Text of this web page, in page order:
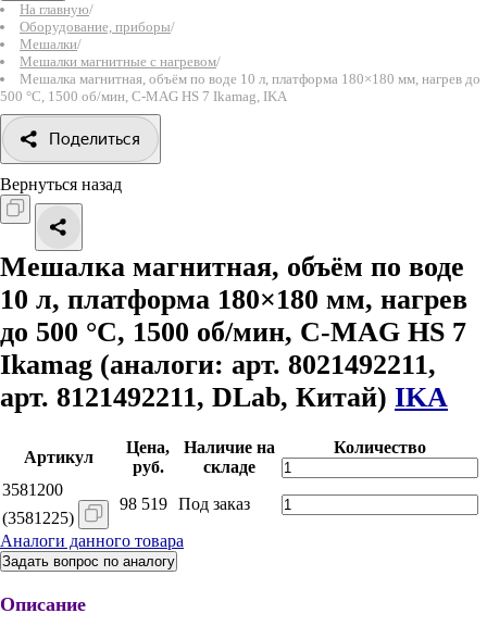
На главную/
Оборудование, приборы/
Мешалки/
Мешалки магнитные с нагревом/
Мешалка магнитная, объём по воде 10 л, платформа 180×180 мм, нагрев до
500 °С, 1500 об/мин, C-MAG HS 7 Ikamag, IKA
Поделиться
Вернуться назад
Мешалка магнитная, объём по воде
10 л, платформа 180×180 мм, нагрев
до 500 °С, 1500 об/мин, C-MAG HS 7
Ikamag (аналоги: арт. 8021492211,
арт. 8121492211, DLab, Китай) IKA
Артикул
Цена,
руб.
Наличие на
складе
Количество
3581200
(3581225)
98 519 Под заказ
Аналоги данного товара
Задать вопрос по аналогу
Описание